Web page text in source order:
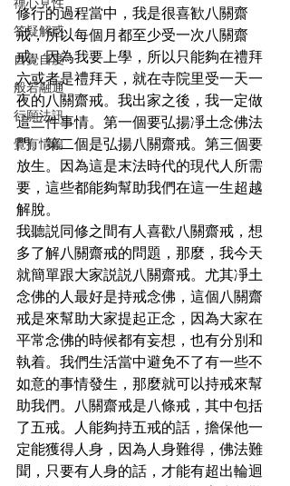
禪心見性
答疑解惑
自覺自度
般若融通
行願法訊
覺有情篇
修行的過程當中，我是很喜歓八關齋
戒，所以每個月都至少受一次八關齋
戒。因為我要上學，所以只能夠在禮拜
六或者是禮拜天，就在寺院里受一天一
夜的八關齋戒。我出家之後，我一定做
這三件事情。第一個要弘揚凈土念佛法
門。第二個是弘揚八關齋戒。第三個要
放生。因為這是末法時代的現代人所需
要，這些都能夠幫助我們在這一生超越
解脫。
我聽説同修之間有人喜歡八關齋戒，想
多了解八關齋戒的問題，那麼，我今天
就簡單跟大家説説八關齋戒。尤其凈土
念佛的人最好是持戒念佛，這個八關齋
戒是來幫助大家提起正念，因為大家在
平常念佛的時候都有妄想，也有分別和
執着。我們生活當中避免不了有一些不
如意的事情發生，那麼就可以持戒來幫
助我們。八關齋戒是八條戒，其中包括
了五戒。人能夠持五戒的話，擔保他一
定能獲得人身，因為人身難得，佛法難
聞，只要有人身的話，才能有超出輪迴